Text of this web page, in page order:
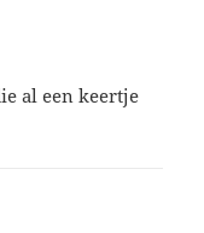
al een keertje